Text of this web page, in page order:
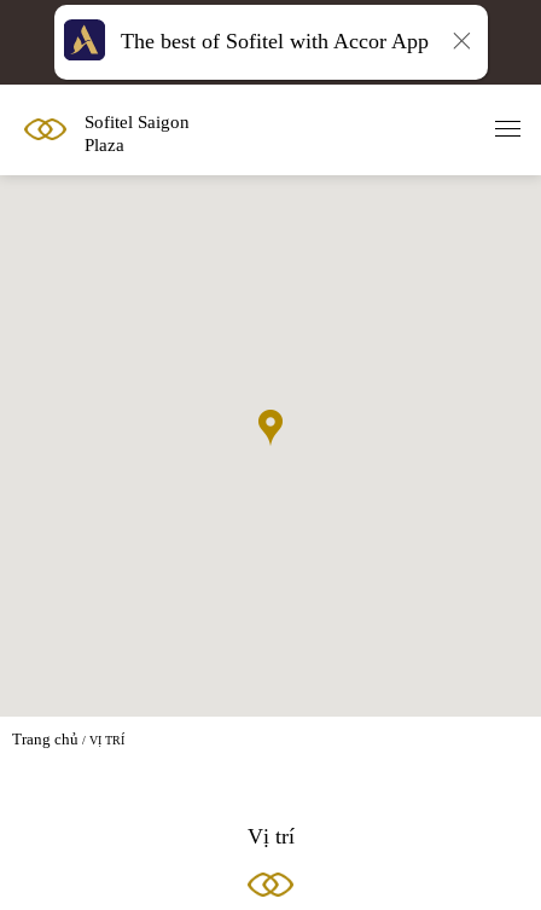
Sofitel Saigon
Plaza
Trang chủ VỊ TRÍ
Vị trí
The best of Sofitel with Accor App